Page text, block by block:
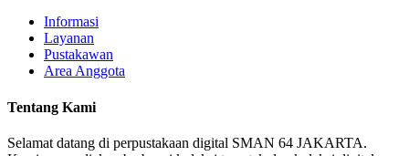
Informasi
Layanan
Pustakawan
Area Anggota
Tentang Kami
Selamat datang di perpustakaan digital SMAN 64 JAKARTA.